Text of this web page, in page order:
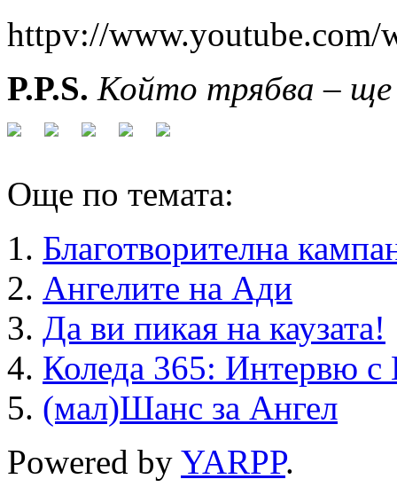
httpv://www.youtube.com/
P.P.S. Който трябва – ще
Още по темата:
Благотворителна
Ангелите на Ади
Да ви пикая на каузата!
Коледа 365: Интервю с
(мал)Шанс за Ангел
Powered by YARPP.